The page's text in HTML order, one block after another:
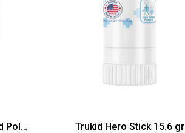
Konfidence Yüzme Yeleği Ladybird Polka Large 3-6 Yaş (19-30 Kg) Trukid Hero Stick 15.6 gr